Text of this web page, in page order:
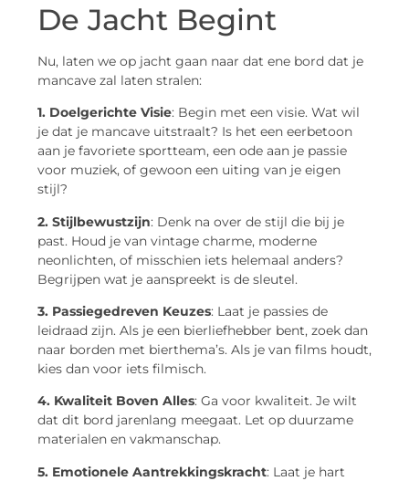
De Jacht Begint
Nu, laten we op jacht gaan naar dat ene bord dat je
mancave zal laten stralen:
1. Doelgerichte Visie: Begin met een visie. Wat wil
je dat je mancave uitstraalt? Is het een eerbetoon
aan je favoriete sportteam, een ode aan je passie
voor muziek, of gewoon een uiting van je eigen
stijl?
2. Stijlbewustzijn: Denk na over de stijl die bij je
past. Houd je van vintage charme, moderne
neonlichten, of misschien iets helemaal anders?
Begrijpen wat je aanspreekt is de sleutel.
3. Passiegedreven Keuzes: Laat je passies de
leidraad zijn. Als je een bierliefhebber bent, zoek dan
naar borden met bierthema’s. Als je van films houdt,
kies dan voor iets filmisch.
4. Kwaliteit Boven Alles: Ga voor kwaliteit. Je wilt
dat dit bord jarenlang meegaat. Let op duurzame
materialen en vakmanschap.
5. Emotionele Aantrekkingskracht: Laat je hart